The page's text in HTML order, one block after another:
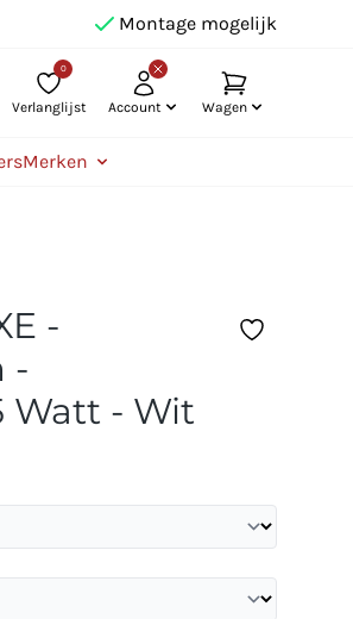
Montage mogelijk
0
Verlanglijst Account Wagen
Merken
-
-
Watt - Wit